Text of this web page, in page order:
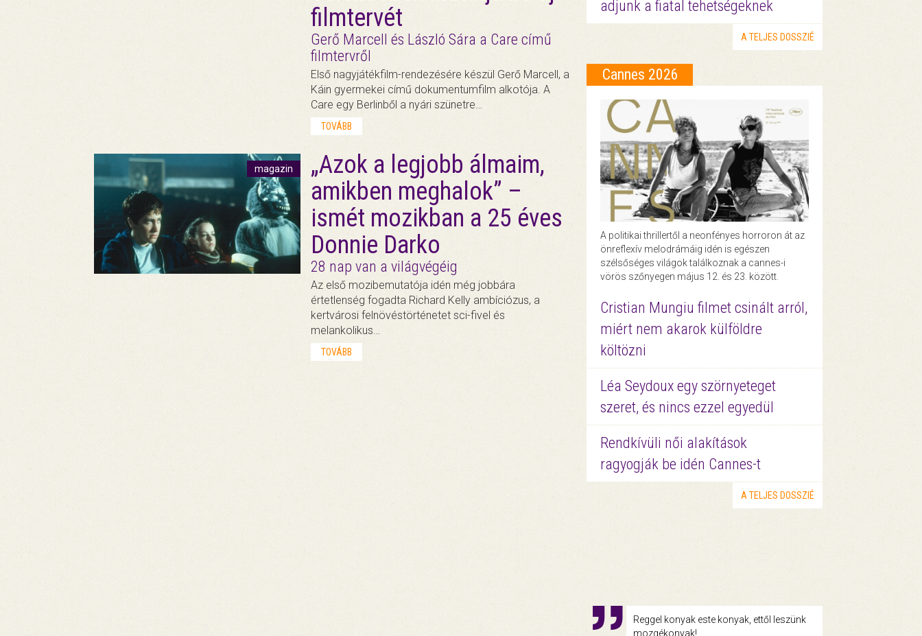
filmtervét
Gerő Marcell és László Sára a Care című
filmtervről
Első nagyjátékfilm-rendezésére készül Gerő Marcell, a
Káin gyermekei című dokumentumfilm alkotója. A
Care egy Berlinből a nyári szünetre…
TOVÁBB
magazin
„Azok a legjobb álmaim,
amikben meghalok” –
ismét mozikban a 25 éves
Donnie Darko
28 nap van a világvégéig
Az első mozibemutatója idén még jobbára
értetlenség fogadta Richard Kelly ambíciózus, a
kertvárosi felnövéstörténetet sci-fivel és
melankolikus…
TOVÁBB
adjunk a fiatal tehetségeknek
A TELJES DOSSZIÉ
Cannes 2026
A politikai thrillertől a neonfényes horroron át az
önreflexív melodrámáig idén is egészen
szélsőséges világok találkoznak a cannes-i
vörös szőnyegen május 12. és 23. között.
Cristian Mungiu filmet csinált arról,
miért nem akarok külföldre
költözni
Léa Seydoux egy szörnyeteget
szeret, és nincs ezzel egyedül
Rendkívüli női alakítások
ragyogják be idén Cannes-t
A TELJES DOSSZIÉ
Reggel konyak este konyak, ettől leszünk
mozgékonyak!